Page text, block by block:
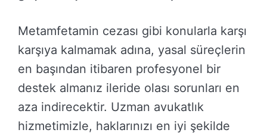
Metamfetamin cezası gibi konularla karşı
karşıya kalmamak adına, yasal süreçlerin
en başından itibaren profesyonel bir
destek almanız ileride olası sorunları en
aza indirecektir. Uzman avukatlık
hizmetimizle, haklarınızı en iyi şekilde